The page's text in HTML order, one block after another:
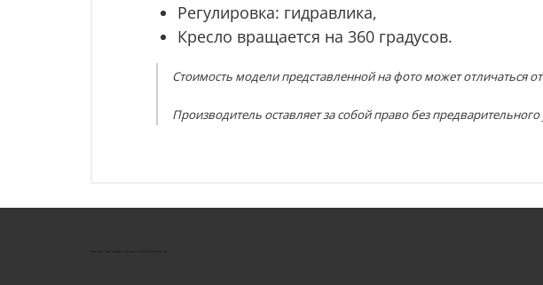
Регулировка: гидравлика,
Кресло вращается на 360 градусов.
Стоимость модели представленной на фото может отличаться
Производитель оставляет за собой право без
КУШТУТ - ОБОРУДОВАНИЕ ДЛЯ САЛОНОВ КРАСОТЫ